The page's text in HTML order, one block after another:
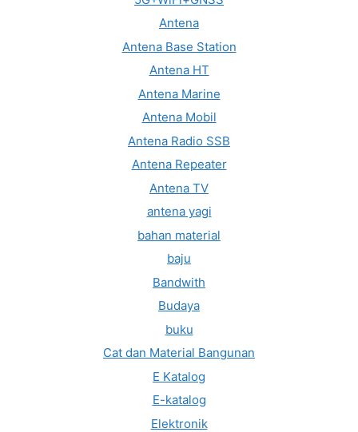
Antena
Antena Base Station
Antena HT
Antena Marine
Antena Mobil
Antena Radio SSB
Antena Repeater
Antena TV
antena yagi
bahan material
baju
Bandwith
Budaya
buku
Cat dan Material Bangunan
E Katalog
E-katalog
Elektronik